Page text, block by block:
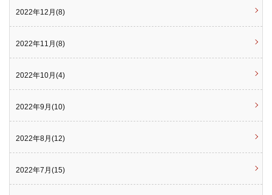
2022年12月(8)
2022年11月(8)
2022年10月(4)
2022年9月(10)
2022年8月(12)
2022年7月(15)